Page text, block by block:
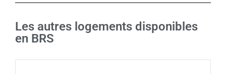
Les autres logements disponibles
en BRS